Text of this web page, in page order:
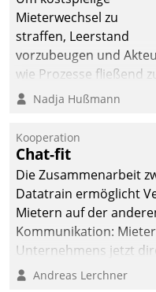
Mieterwechsel zu
straffen, Leerstand
vorzubeugen und
wie Prozesse fließend
vernetzen, nutzt die
Jahresbeginn eine
Überblick, Einsicht und
Eingriff bietende
Zur Entwicklung setzte
man auf
Cloudtechnologie,
bewährte und Startup-
agile Projektmethoden.
Nadja Hußmann
Kooperation
Chat-fit
Die Zusammenarbeit
Datatrain ermöglicht
Mietern auf der
Kommunikation:
Unternehmens jetzt
Mitarbeiter oder
Andreas Lerchner